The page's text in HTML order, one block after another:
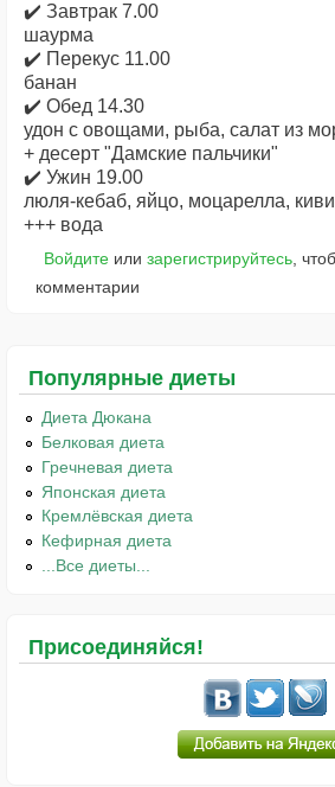
✔️ Завтрак 7.00
шаурма
✔️ Перекус 11.00
банан
✔️ Обед 14.30
удон с овощами, рыба, салат из
+ десерт "Дамские пальчики"
✔️ Ужин 19.00
люля-кебаб, яйцо, моцарелла, киви
+++ вода
Войдитеили зарегистрируйтесь,
комментарии
Популярные диеты
Диета Дюкана
Белковая диета
Гречневая диета
Японская диета
Кремлёвская диета
Кефирная диета
...Все диеты...
Присоединяйся!